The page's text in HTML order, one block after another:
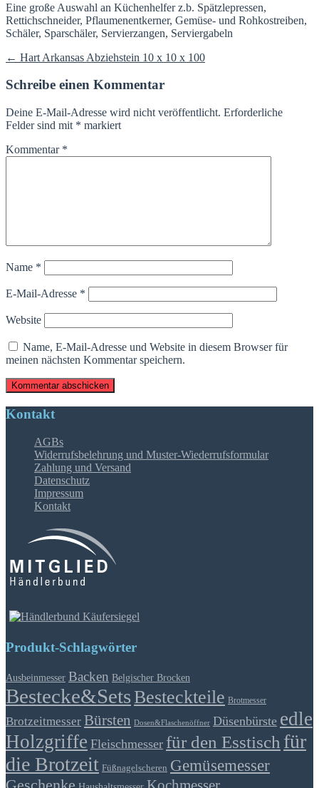
Eine große Auswahl an Küchenhelfer z.b. Spätzlepressen,
Rettichschneider, Pflaumenentkerner, Gemüse- und Rohkostreiben,
Schäler, Sparschäler, Servierzangen, Serviergabeln
Beitragsnavigation
← Hart Arkansas Abziehstein 10 x 10 x 100
Schreibe einen Kommentar
Deine E-Mail-Adresse wird nicht veröffentlicht. Erforderliche
Felder sind mit * markiert
Kommentar *
Name *
E-Mail-Adresse *
Website
Name, E-Mail-Adresse und Website in diesem Browser für
meinen nächsten Kommentar speichern.
Kontakt
AGBs
Widerrufsbelehrung und Muster-Wiederrufsformular
Zahlung und Versand
Datenschutz
Impressum
Kontakt
Produkt-Schlagwörter
Ausbeinmesser Backen Belgischer Brocken
Bestecke&SetsBesteckteile Brotmesser
Brotzeitmesser Bürsten Dosen&Flaschenöffner Düsenbürste edle
Holzgriffe Fleischmesser für den Esstisch für
die Brotzeit Füßnagelscheren Gemüsemesser